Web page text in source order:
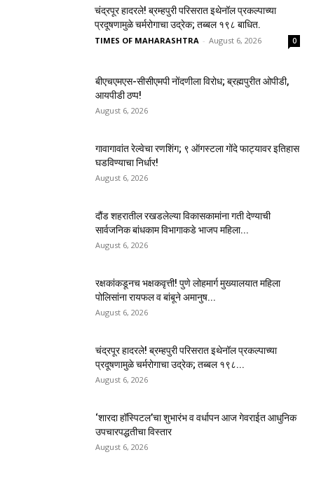
चंद्रपूर हादरले! ब्रम्हपुरी परिसरात इथेनॉल प्रकल्पाच्या
प्रदूषणामुळे चर्मरोगाचा उद्रेक; तब्बल १९८ बाधित.
TIMES OF MAHARASHTRA - August 6, 2026 0
बीएचएमएस-सीसीएमपी नोंदणीला विरोध; ब्रह्मपुरीत ओपीडी,
आयपीडी ठप्प!
August 6, 2026
गावागावांत रेल्वेचा रणशिंग; ९ ऑगस्टला गोंदे फाट्यावर इतिहास
घडविण्याचा निर्धार!
August 6, 2026
दौंड शहरातील रखडलेल्या विकासकामांना गती देण्याची
सार्वजनिक बांधकाम विभागाकडे भाजप महिला...
August 6, 2026
रक्षकांकडूनच भक्षकवृत्ती! पुणे लोहमार्ग मुख्यालयात महिला
पोलिसांना रायफल व बांबूने अमानुष...
August 6, 2026
चंद्रपूर हादरले! ब्रम्हपुरी परिसरात इथेनॉल प्रकल्पाच्या
प्रदूषणामुळे चर्मरोगाचा उद्रेक; तब्बल १९८...
August 6, 2026
‘शारदा हॉस्पिटल’चा शुभारंभ व वर्धापन आज गेवराईत आधुनिक
उपचारपद्धतीचा विस्तार
August 6, 2026